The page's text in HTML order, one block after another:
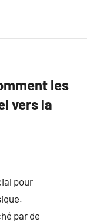
les
vers la
pour
par de